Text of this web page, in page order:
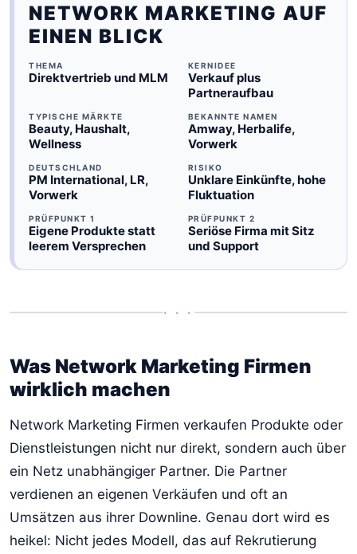
NETWORK MARKETING AUF
EINEN BLICK
THEMA
Direktvertrieb und MLM
KERNIDEE
Verkauf plus
Partneraufbau
TYPISCHE MÄRKTE
Beauty, Haushalt,
Wellness
BEKANNTE NAMEN
Amway, Herbalife,
Vorwerk
DEUTSCHLAND
PM International, LR,
Vorwerk
RISIKO
Unklare Einkünfte, hohe
Fluktuation
PRÜFPUNKT 1
Eigene Produkte statt
leerem Versprechen
PRÜFPUNKT 2
Seriöse Firma mit Sitz
und Support
• • •
Was Network Marketing Firmen
wirklich machen
Network Marketing Firmen verkaufen Produkte oder
Dienstleistungen nicht nur direkt, sondern auch über
ein Netz unabhängiger Partner. Die Partner
verdienen an eigenen Verkäufen und oft an
Umsätzen aus ihrer Downline. Genau dort wird es
heikel: Nicht jedes Modell, das auf Rekrutierung